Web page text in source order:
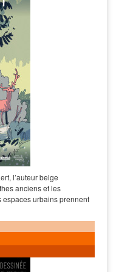
l’auteur belge
anciens et les
urbains prennent